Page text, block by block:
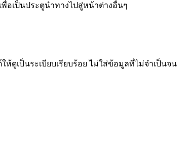
อเป็นประตูนำทางไปสู่หน้าต่างอื่นๆ
ดูเป็นระเบียบเรียบร้อย ไม่ใส่ข้อมูลที่ไม่จำเป็นจน